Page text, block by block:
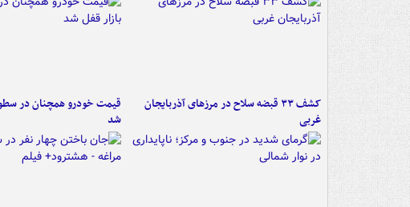
کشف ۳۳ قبضه سلاح در مرزهای آذربایجان
غربی
قیمت خودرو همچنان در سطوح
شد